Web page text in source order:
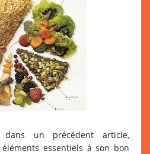
un précédent article,
essentiels à son bon